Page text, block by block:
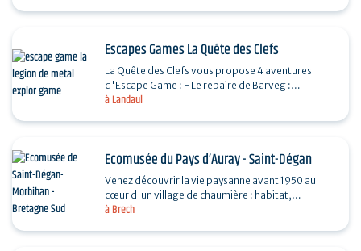
à Landaul
Escapes Games La Quête des Clefs
La Quête des Clefs vous propose 4 aventures
d'Escape Game : - Le repaire de Barveg :
nombreux sont ceux qui ont tenté de trouver le
à Brech
Ecomusée du Pays d’Auray - Saint-Dégan
Venez découvrir la vie paysanne avant 1950 au
cœur d'un village de chaumière : habitat,
agriculture, paysage, savoir-faire...et enrichir